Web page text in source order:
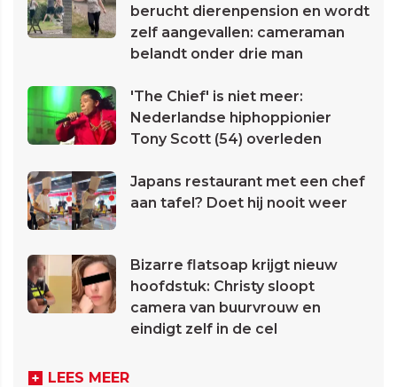
berucht dierenpension en wordt
zelf aangevallen: cameraman
belandt onder drie man
'The Chief' is niet meer:
Nederlandse hiphoppionier
Tony Scott (54) overleden
Japans restaurant met een chef
aan tafel? Doet hij nooit weer
Bizarre flatsoap krijgt nieuw
hoofdstuk: Christy sloopt
camera van buurvrouw en
eindigt zelf in de cel
LEES MEER